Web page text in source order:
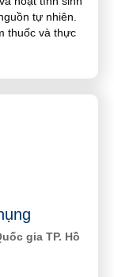
tự nhiên.
thuốc và thực
gia TP. Hồ